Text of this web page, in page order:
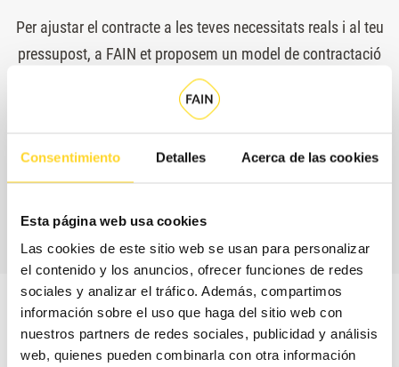
Consentimiento Detalles Acerca de las cookies
Esta página web usa cookies
Las cookies de este sitio web se usan para personalizar
el contenido y los anuncios, ofrecer funciones de redes
sociales y analizar el tráfico. Además, compartimos
información sobre el uso que haga del sitio web con
nuestros partners de redes sociales, publicidad y análisis
web, quienes pueden combinarla con otra información
Per ajustar el contracte a les teves necessitats reals i al teu
pressupost, a FAIN et proposem un model de contractació
flexible, en què seleccionaràs per separat la cobertura de
peces, és a dir, els recanvis que s'inclouen sense cost